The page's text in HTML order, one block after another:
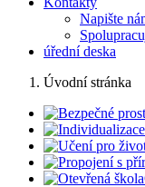
Napište
úřední deska
Úvodní stránka